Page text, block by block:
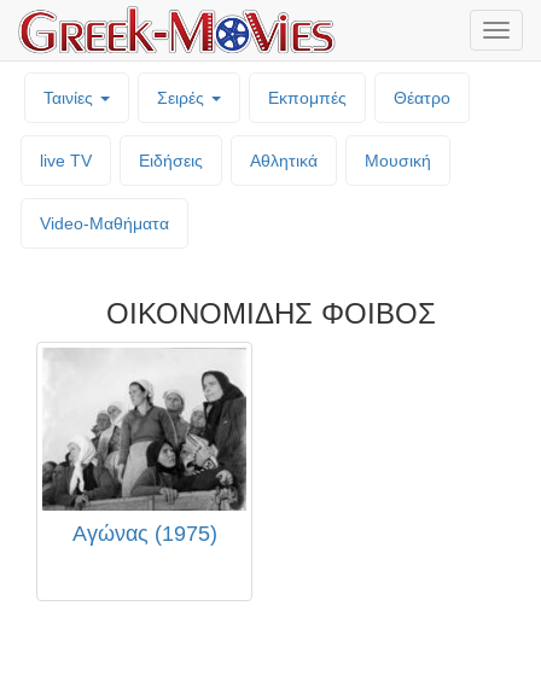
Ταινίες Σειρές Εκπομπές Θέατρο
live TV Ειδήσεις Αθλητικά Μουσική
Video-Mαθήματα
ΟΙΚΟΝΟΜΙΔΗΣ ΦΟΙΒΟΣ
Αγώνας (1975)